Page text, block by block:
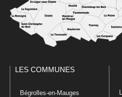
LES COMMUNES
Bégrolles-en-Mauges